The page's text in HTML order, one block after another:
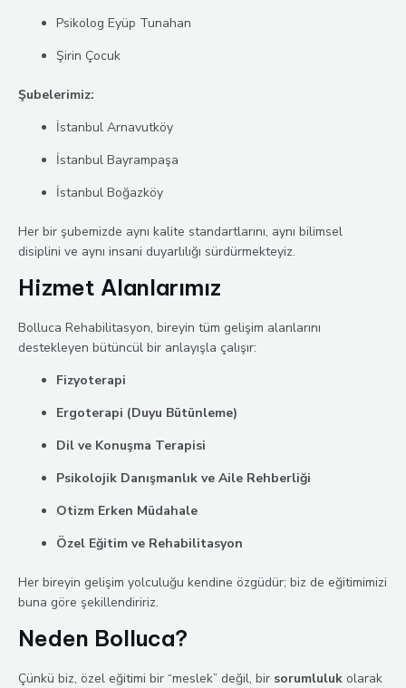
Psikolog Eyüp Tunahan
Şirin Çocuk
Şubelerimiz:
İstanbul Arnavutköy
İstanbul Bayrampaşa
İstanbul Boğazköy
Her bir şubemizde aynı kalite standartlarını, aynı bilimsel
disiplini ve aynı insani duyarlılığı sürdürmekteyiz.
Hizmet Alanlarımız
Bolluca Rehabilitasyon, bireyin tüm gelişim alanlarını
destekleyen bütüncül bir anlayışla çalışır:
Fizyoterapi
Ergoterapi (Duyu Bütünleme)
Dil ve Konuşma Terapisi
Psikolojik Danışmanlık ve Aile Rehberliği
Otizm Erken Müdahale
Özel Eğitim ve Rehabilitasyon
Her bireyin gelişim yolculuğu kendine özgüdür; biz de eğitimimizi
buna göre şekillendiririz.
Neden Bolluca?
Çünkü biz, özel eğitimi bir “meslek” değil, bir sorumluluk olarak